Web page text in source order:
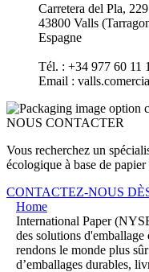
Carretera del Pla,
43800 Valls
Espagne
Tél. : +34 977 60 11
Email :
NOUS CONTACTER
Vous recherchez un
écologique à base de
CONTACTEZ-NOUS
Home
International Paper
des solutions
rendons le monde plus
d’emballages durables,